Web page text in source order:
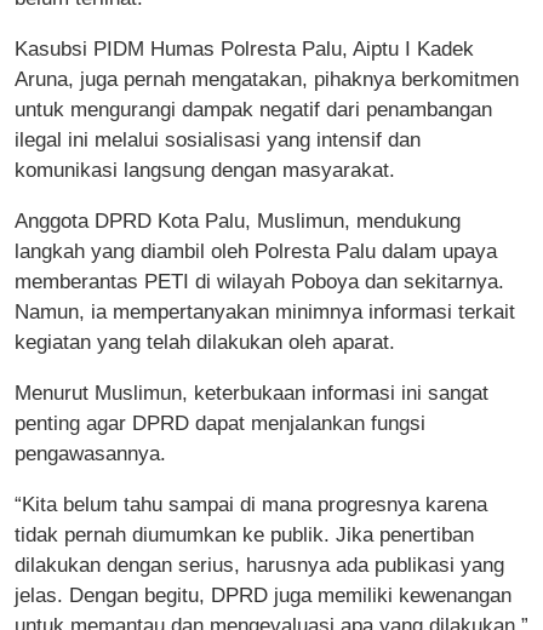
Kasubsi PIDM Humas Polresta Palu, Aiptu I Kadek
Aruna, juga pernah mengatakan, pihaknya berkomitmen
untuk mengurangi dampak negatif dari penambangan
ilegal ini melalui sosialisasi yang intensif dan
komunikasi langsung dengan masyarakat.
Anggota DPRD Kota Palu, Muslimun, mendukung
langkah yang diambil oleh Polresta Palu dalam upaya
memberantas PETI di wilayah Poboya dan sekitarnya.
Namun, ia mempertanyakan minimnya informasi terkait
kegiatan yang telah dilakukan oleh aparat.
Menurut Muslimun, keterbukaan informasi ini sangat
penting agar DPRD dapat menjalankan fungsi
pengawasannya.
“Kita belum tahu sampai di mana progresnya karena
tidak pernah diumumkan ke publik. Jika penertiban
dilakukan dengan serius, harusnya ada publikasi yang
jelas. Dengan begitu, DPRD juga memiliki kewenangan